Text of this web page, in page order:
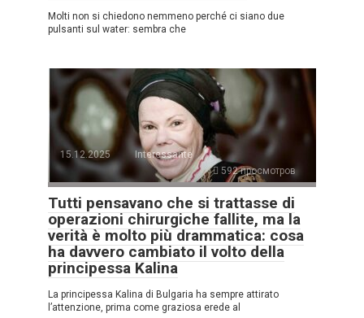
Molti non si chiedono nemmeno perché ci siano due
pulsanti sul water: sembra che
15.12.2025
Interessante
592 просмотров
Tutti pensavano che si trattasse di
operazioni chirurgiche fallite, ma la
verità è molto più drammatica: cosa
ha davvero cambiato il volto della
principessa Kalina
La principessa Kalina di Bulgaria ha sempre attirato
l’attenzione, prima come graziosa erede al